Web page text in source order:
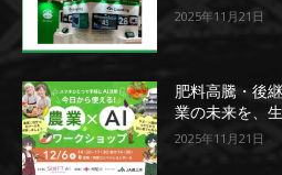
2025年11月21日
肥料高騰・後
業の未来を、
2025年11月21日